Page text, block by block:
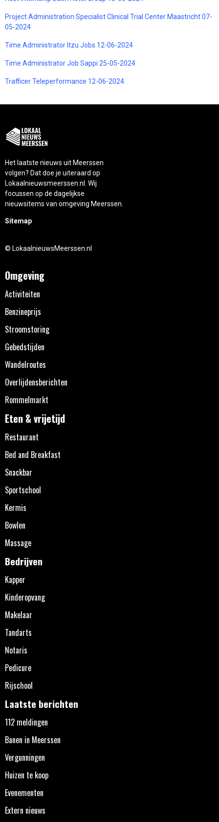
Project Administration Specialist Clinical Trial Center Maastricht 07-
05-2024
Time Administrator Itzu Jobs 12-06-2024
Time Administrator Job Sappi 25-05-2024
Trafficer Teleperformance 12-06-2024
Het laatste nieuws uit Meerssen
volgen? Dat doe je uiteraard op
Lokaalnieuwsmeerssen.nl. Wij
focussen op de dagelijkse
nieuwsitems van omgeving Meerssen.
Sitemap
© LokaalnieuwsMeerssen.nl
Omgeving
Activiteiten
Benzineprijs
Stroomstoring
Gebedstijden
Wandelroutes
Overlijdensberichten
Rommelmarkt
Eten & vrijetijd
Restaurant
Bed and Breakfast
Snackbar
Sportschool
Kermis
Bowlen
Massage
Bedrijven
Kapper
Kinderopvang
Makelaar
Tandarts
Notaris
Pedicure
Rijschool
Laatste berichten
112 meldingen
Banen in Meerssen
Vergunningen
Huizen te koop
Evenementen
Extern nieuws